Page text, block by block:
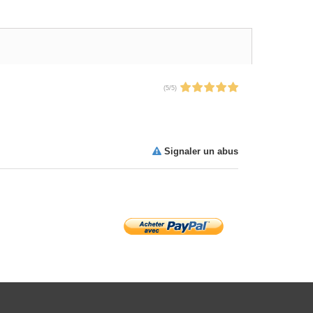
(5/5)
Signaler un abus